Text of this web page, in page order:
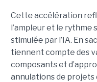
Cette accélération
l’ampleur et le rythme
stimulée par l’IA. En
tiennent compte des
composants et
annulations de projets